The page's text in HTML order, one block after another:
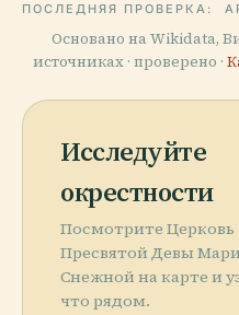
ПОСЛЕДНЯЯ ПРОВЕРКА:
Основано на Wikidata,
источниках · проверено ·
Исследуйте
окрестности
Посмотрите Церковь
Пресвятой Девы
Снежной на карте и
что рядом.